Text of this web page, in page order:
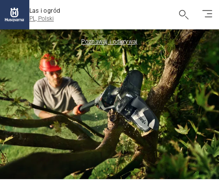
Las i ogród
PL, Polski
Poznawaj i odkrywaj